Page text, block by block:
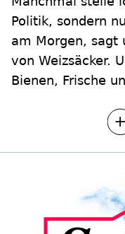
Politik, sondern
am Morgen, sagt
von Weizsäcker.
Bienen, Frische